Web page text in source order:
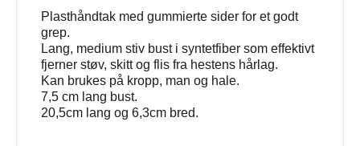
Plasthåndtak med gummierte sider for et godt
grep.
Lang, medium stiv bust i syntetfiber som effektivt
fjerner støv, skitt og flis fra hestens hårlag.
Kan brukes på kropp, man og hale.
7,5 cm lang bust.
20,5cm lang og 6,3cm bred.